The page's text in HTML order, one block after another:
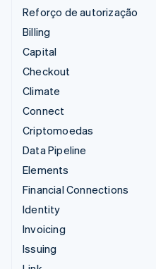
Reforço de autorização
Billing
Capital
Checkout
Climate
Connect
Criptomoedas
Data Pipeline
Elements
Financial Connections
Identity
Invoicing
Issuing